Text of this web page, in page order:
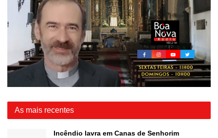
As mais recentes
Incêndio lavra em Canas de Senhorim